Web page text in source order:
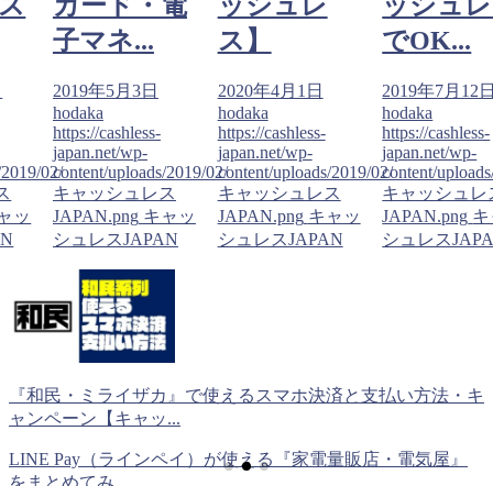
02/
ッ
カード・電
子マネ...
2019年5月3日
hodaka
https://cashless-
japan.net/wp-
content/uploads/2019/02/
キャッシュレス
JAPAN.png キャッ
シュレスJAPAN
ッシュレ
ス】
2020年4月1日
hodaka
https://cashless-
japan.net/wp-
content/uploads/2019/02/
キャッシュレス
JAPAN.png キャッ
シュレスJAPAN
ッシュ
でOK...
2019年7月12
hodaka
https://cashless-
japan.net/wp-
content/
キャッシュレ
JAPAN.png
シュレス
『和民・ミライザカ』で使えるスマホ決済と支払い方法・キ
ャンペーン【キャッ...
LINE Pay（ラインペイ）が使える『家電量販店・電気屋』